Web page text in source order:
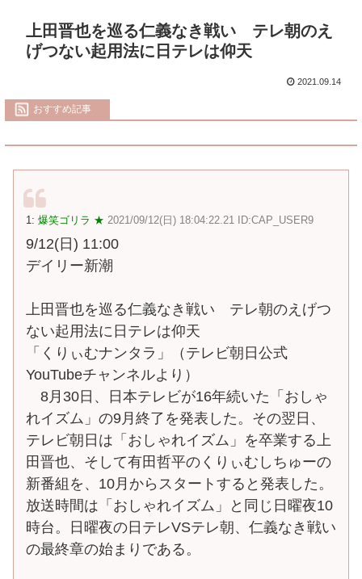
上田晋也を巡る仁義なき戦い テレ朝のえ
げつない起用法に日テレは仰天
2021.09.14
おすすめ記事
1: 爆笑ゴリラ ★ 2021/09/12(日) 18:04:22.21 ID:CAP_USER9
9/12(日) 11:00
デイリー新潮
上田晋也を巡る仁義なき戦い テレ朝のえげつ
ない起用法に日テレは仰天
「くりぃむナンタラ」（テレビ朝日公式
YouTubeチャンネルより）
8月30日、日本テレビが16年続いた「おしゃ
れイズム」の9月終了を発表した。その翌日、
テレビ朝日は「おしゃれイズム」を卒業する上
田晋也、そして有田哲平のくりぃむしちゅーの
新番組を、10月からスタートすると発表した。
放送時間は「おしゃれイズム」と同じ日曜夜10
時台。日曜夜の日テレVSテレ朝、仁義なき戦い
の最終章の始まりである。